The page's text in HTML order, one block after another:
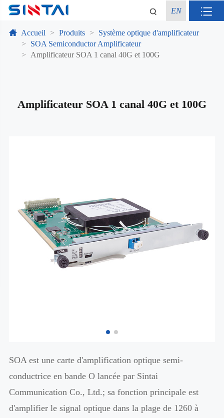
EN
Accueil Produits
Système optique d'amplificateur
SOA Semiconductor Amplificateur
Amplificateur SOA 1 canal 40G et 100G
Amplificateur SOA 1 canal 40G et 100G
SOA est une carte d'amplification optique semi-
conductrice en bande O lancée par Sintai
Communication Co., Ltd.; sa fonction principale est
d'amplifier le signal optique dans la plage de 1260 à